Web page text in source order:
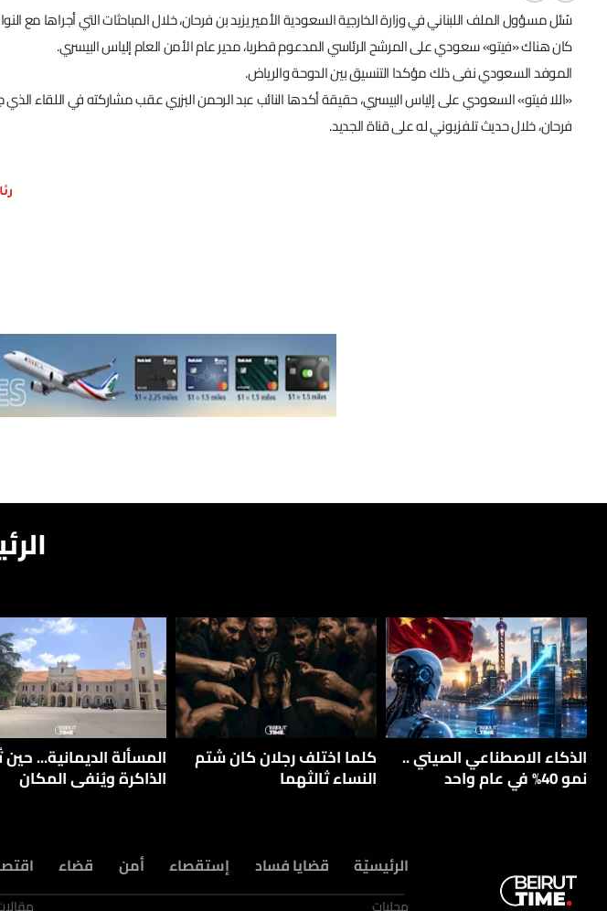
سُئل مسؤول الملف اللبناني في وزارة الخارجية السعودية الأمير يزيد بن فرحان، خلال المباحثات التي أجراها مع
كان هناك «فيتو» سعودي على المرشح الرئاسي المدعوم قطريا، مدير عام الأمن العام إلياس البيسري.
الموفد السعودي نفى ذلك مؤكدا التنسيق بين الدوحة والرياض.
«اللا فيتو» السعودي على إلياس البيسري، حقيقة أكدها النائب عبد الرحمن البزري عقب مشاركته في اللقاء الذي
فرحان، خلال حديث تلفزيوني له على قناة الجديد.
الذكاء الاصطناعي الصيني ..
نمو 40% في عام واحد
كلما اختلف رجلان كان شتم
النساء ثالثهما
المسألة الديمانية... حين
الذاكرة ويُنفى المكان
الرئيسيّة
محليات
قضايا فساد إستقصاء أمن قضاء